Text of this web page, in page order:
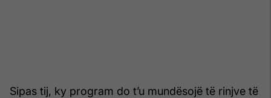
Sipas tij, ky program do t’u mundësojë të rinjve të